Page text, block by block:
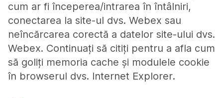
cum ar fi începerea/intrarea în întâlniri,
conectarea la site-ul dvs. Webex sau
neîncărcarea corectă a datelor site-ului dvs.
Webex. Continuați să citiți pentru a afla cum
să goliți memoria cache și modulele cookie
în browserul dvs. Internet Explorer.